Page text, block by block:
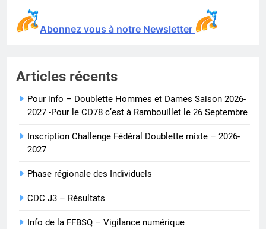
Abonnez vous à notre Newsletter
Articles récents
Pour info – Doublette Hommes et Dames Saison 2026-
2027 -Pour le CD78 c’est à Rambouillet le 26 Septembre
Inscription Challenge Fédéral Doublette mixte – 2026-
2027
Phase régionale des Individuels
CDC J3 – Résultats
Info de la FFBSQ – Vigilance numérique